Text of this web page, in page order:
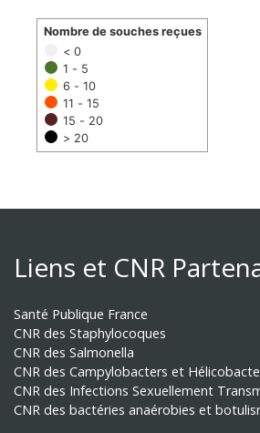
< 0
1 - 5
6 - 10
11 - 15
15 - 20
> 20
Nombre de souches reçues
Liens et CNR
Santé Publique France
CNR des Staphylocoques
CNR des Salmonella
CNR des Campylobacters et
CNR des Infections Sexuellement
CNR des bactéries anaérobies et